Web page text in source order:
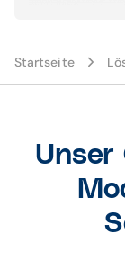
Startseite
Unser